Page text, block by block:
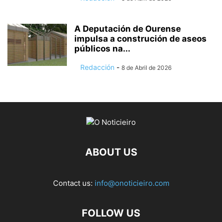
A Deputación de Ourense
impulsa a construción de aseos
públicos na...
Redacción - 8 de Abril de 2026
ABOUT US
Contact us: info@onoticieiro.com
FOLLOW US